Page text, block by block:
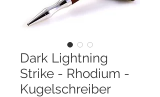
Dark Lightning
Strike - Rhodium -
Kugelschreiber